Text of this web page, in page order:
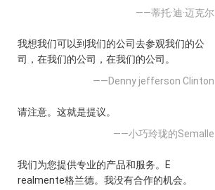
——蒂托·迪·迈克尔
我想我们可以到我们的公司去参观我们的公
司，在我们的公司，在我们的公司。
——Denny jefferson Clinton
请注意。这就是提议。
——小巧玲珑的Semalle
我们为您提供专业的产品和服务。E
realmente格兰德。我没有合作的机会。